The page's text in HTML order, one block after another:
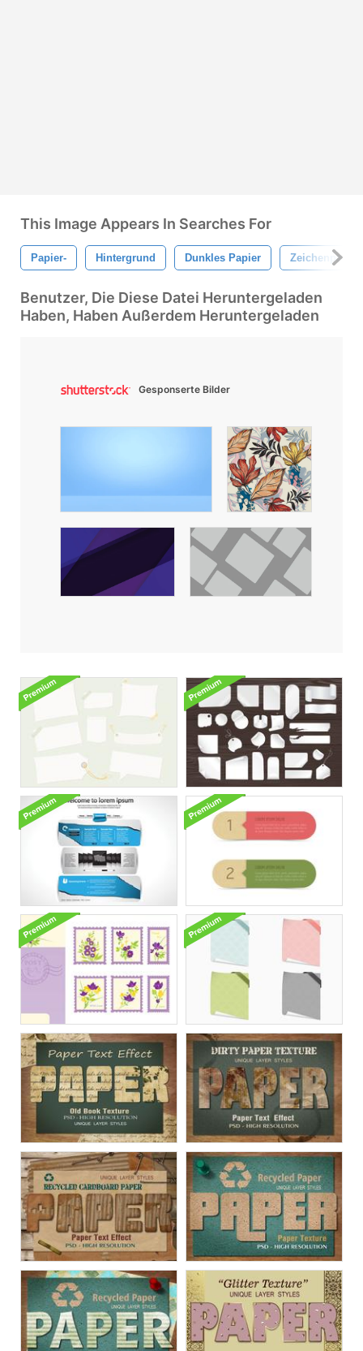
This Image Appears In Searches For
Papier- Hintergrund Dunkles Papier Zeichenpapier
Benutzer, Die Diese Datei Heruntergeladen
Haben, Haben Außerdem Heruntergeladen
Gesponserte Bilder